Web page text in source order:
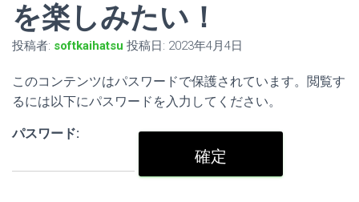
を楽しみたい！
投稿者: softkaihatsu 投稿日: 2023年4月4日
このコンテンツはパスワードで保護されています。閲覧す
るには以下にパスワードを入力してください。
パスワード: